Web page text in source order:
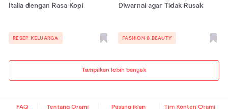
Tampilkan lebih banyak
Italia dengan Rasa Kopi
RESEP KELUARGA
Diwarnai agar Tidak Rusak
FASHION & BEAUTY
FAQ Tentang Orami Pasang iklan Tim Konten Orami